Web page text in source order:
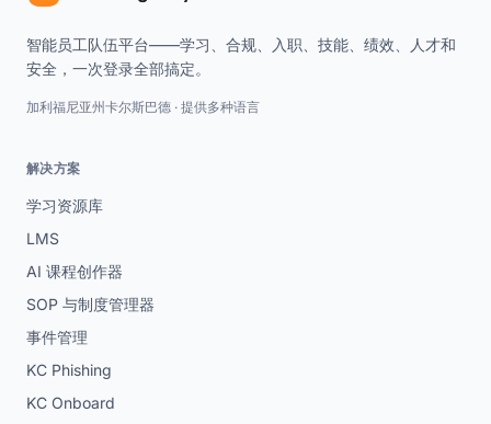
智能员工队伍平台——学习、合规、入职、技能、绩效、人才和
安全，一次登录全部搞定。
加利福尼亚州卡尔斯巴德 · 提供多种语言
解决方案
学习资源库
LMS
AI 课程创作器
SOP 与制度管理器
事件管理
KC Phishing
KC Onboard